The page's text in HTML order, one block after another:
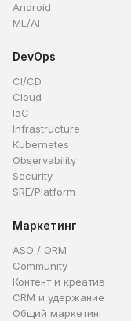
Android
ML/AI
DevOps
CI/CD
Cloud
IaC
Infrastructure
Kubernetes
Observability
Security
SRE/Platform
Маркетинг
ASO / ORM
Community
Контент и креатив
CRM и удержание
Общий маркетинг